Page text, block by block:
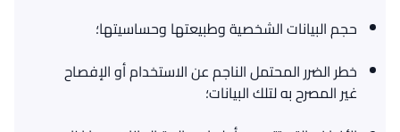
حجم البيانات الشخصية وطبيعتها وحساسيتها؛
خطر الضرر المحتمل الناجم عن الاستخدام أو الإفصاح
غير المصرح به لتلك البيانات؛